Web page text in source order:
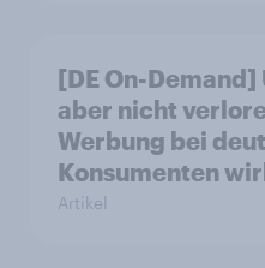
[DE On-
aber nicht
Werbung bei
Konsumenten
Artikel